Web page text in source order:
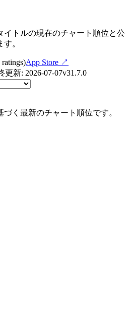
イトルの現在のチャート順位と公
。
ratings)App Store ↗
更新: 2026-07-07v31.7.0
く最新のチャート順位です。